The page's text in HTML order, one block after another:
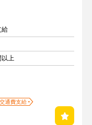
給
以上
交通費支給